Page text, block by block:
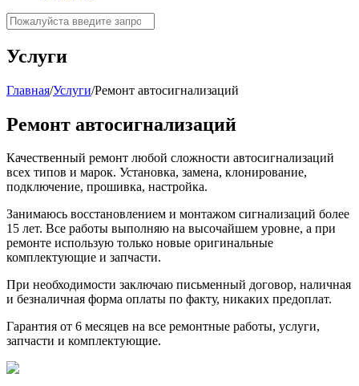
Услуги
Главная/Услуги/Ремонт автосигнализаций
Ремонт автосигнализаций
Качественный ремонт любой сложности автосигнализаций
всех типов и марок. Установка, замена, клонирование,
подключение, прошивка, настройка.
Занимаюсь восстановлением и монтажом сигнализаций более
15 лет. Все работы выполняю на высочайшем уровне, а при
ремонте использую только новые оригинальные
комплектующие и запчасти.
При необходимости заключаю письменный договор, наличная
и безналичная форма оплаты по факту, никаких предоплат.
Гарантия от 6 месяцев на все ремонтные работы, услуги,
запчасти и комплектующие.